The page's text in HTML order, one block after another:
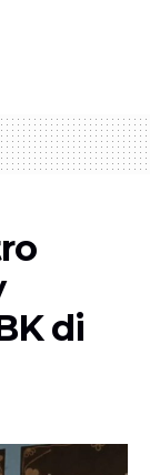
di